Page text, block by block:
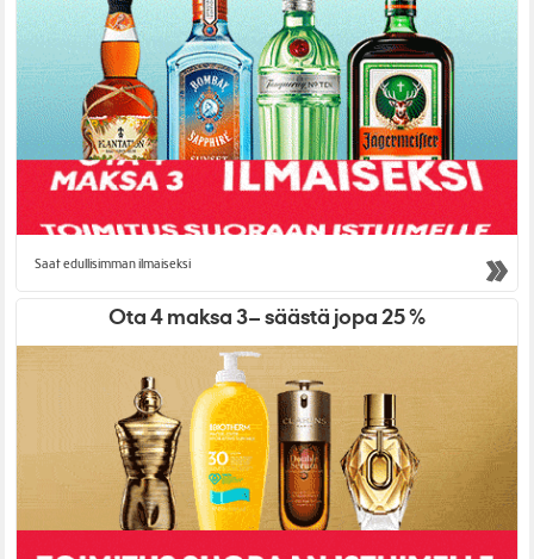
Saat edullisimman ilmaiseksi
Ota 4 maksa 3– säästä jopa 25 %